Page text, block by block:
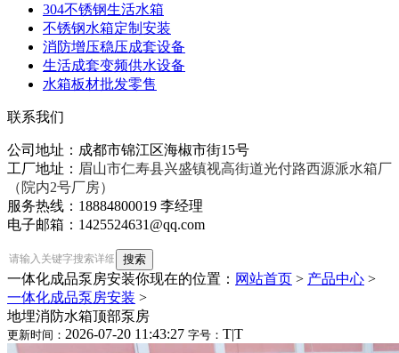
304不锈钢生活水箱
不锈钢水箱定制安装
消防增压稳压成套设备
生活成套变频供水设备
水箱板材批发零售
联系我们
公司地址：成都市锦江区海椒市街15号
工厂地址： 眉山市仁寿县兴盛镇视高街道光付路西源派水箱厂
（院内2号厂房）
服务热线：18884800019 李经理
电子邮箱：1425524631@qq.com
一体化成品泵房安装你现在的位置： 网站首页 > 产品中心 >
一体化成品泵房安装 >
地埋消防水箱顶部泵房
更新时间： 2026-07-20 11:43:27 字号： T|T